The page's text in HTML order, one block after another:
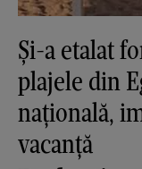
Și-a etalat
plajele din
națională,
vacanță